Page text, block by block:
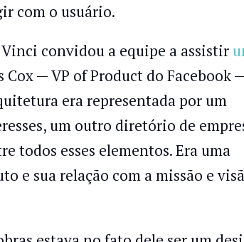
com o usuário.
convidou a equipe a assistir
Cox — VP of Product do Facebook
era representada por um
um outro diretório de
todos esses elementos. Era uma
e sua relação com a missão e